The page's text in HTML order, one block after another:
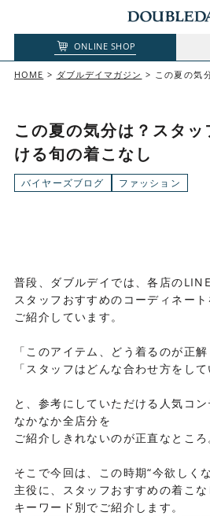
ONLINE SHOP
HOME ダブルデイマガジン この夏の気
この夏の気分は？スタ
ける旬の着こなし
バイヤーズブログ ファッション
普段、ダブルデイでは、各店の
スタッフおすすめのコーディネート
ご紹介しています。
「このアイテム、どう着るのが正解
「スタッフはどんな合わせ方をして
と、参考にしていただける人気コ
なかなか全店分を
ご紹介しきれないのが正直なところ
そこで今回は、この時期“今欲しく
主役に、スタッフおすすめの着こな
キーワード別でご紹介します。